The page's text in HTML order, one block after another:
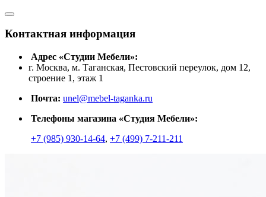
Контактная информация
Адрес «Студии Мебели»:
г. Москва, м. Таганская, Пестовский переулок, дом 12,
строение 1, этаж 1
Почта: unel@mebel-taganka.ru
Телефоны магазина «Студия Мебели»:
+7 (985) 930-14-64, +7 (499) 7-211-211